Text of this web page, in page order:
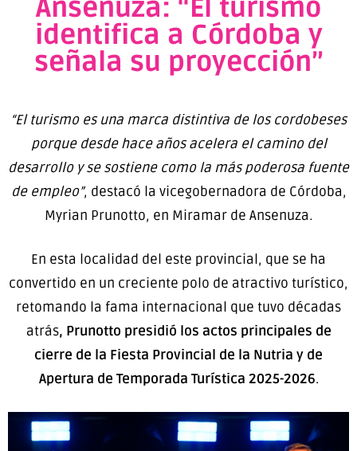
Ansenuza: “El turismo
identifica a Córdoba y
señala su proyección”
“El turismo es una marca distintiva de los cordobeses
porque desde hace años acelera el camino del
desarrollo y se sostiene como la más poderosa fuente
de empleo”, destacó la vicegobernadora de Córdoba,
Myrian Prunotto, en Miramar de Ansenuza.
En esta localidad del este provincial, que se ha
convertido en un creciente polo de atractivo turístico,
retomando la fama internacional que tuvo décadas
atrás, Prunotto presidió los actos principales de
cierre de la Fiesta Provincial de la Nutria y de
Apertura de Temporada Turística 2025-2026.